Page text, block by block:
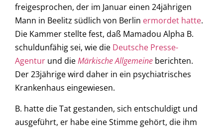
freigesprochen, der im Januar einen 24jährigen
Mann in Beelitz südlich von Berlin ermordet hatte.
Die Kammer stellte fest, daß Mamadou Alpha B.
schuldunfähig sei, wie die Deutsche Presse-
Agentur und dieMärkische Allgemeine berichten.
Der 23jährige wird daher in ein psychiatrisches
Krankenhaus eingewiesen.
B. hatte die Tat gestanden, sich entschuldigt und
ausgeführt, er habe eine Stimme gehört, die ihm